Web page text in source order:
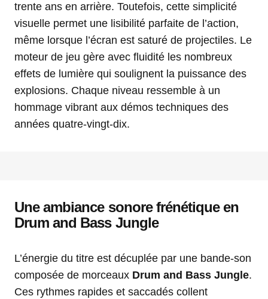
trente ans en arrière. Toutefois, cette simplicité
visuelle permet une lisibilité parfaite de l’action,
même lorsque l’écran est saturé de projectiles. Le
moteur de jeu gère avec fluidité les nombreux
effets de lumière qui soulignent la puissance des
explosions. Chaque niveau ressemble à un
hommage vibrant aux démos techniques des
années quatre-vingt-dix.
Une ambiance sonore frénétique en
Drum and Bass Jungle
L’énergie du titre est décuplée par une bande-son
composée de morceaux Drum and Bass Jungle.
Ces rythmes rapides et saccadés collent